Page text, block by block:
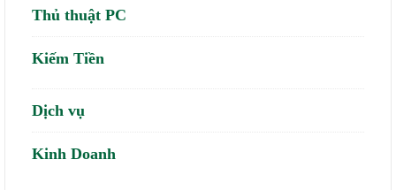
Thủ thuật PC
Kiếm Tiền
Dịch vụ
Kinh Doanh